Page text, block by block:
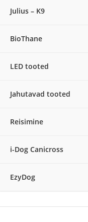
Julius – K9
BioThane
LED tooted
Jahutavad tooted
Reisimine
i-Dog Canicross
EzyDog